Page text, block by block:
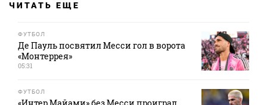
ЧИТАТЬ ЕЩЕ
ФУТБОЛ
Де Пауль посвятил Месси гол в ворота
«Монтеррея»
05:31
ФУТБОЛ